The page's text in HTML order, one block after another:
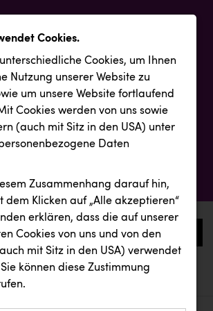
0
Cookies.
Cookies, um Ihnen
Nutzung unserer Website zu
um unsere Website fortlaufend
Cookies werden von uns sowie
(auch mit Sitz in den USA) unter
Daten
Zusammenhang darauf hin,
dem Klicken auf „Alle akzeptieren“
erklären, dass die auf unserer
Cookies von uns und von den
mit Sitz in den USA) verwendet
können diese Zustimmung